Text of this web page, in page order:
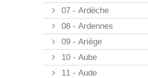
07 - Ardèche
08 - Ardennes
09 - Ariège
10 - Aube
11 - Aude